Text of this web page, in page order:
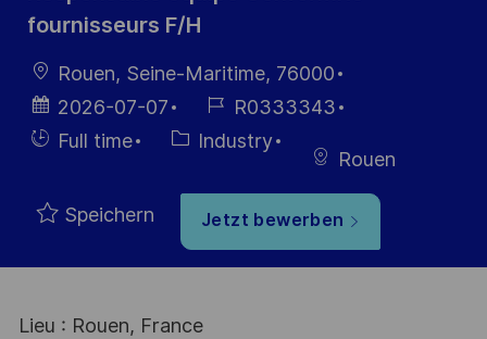
fournisseurs F/H
Ort
Rouen, Seine-Maritime, 76000
Datum der
Veröffentlichung
2026-07-07
Job-
ID
R0333343
Einstellunngstyp
Full time Kategorie
Industry
Rouen
Speichern Jetzt bewerben
Lieu : Rouen, France